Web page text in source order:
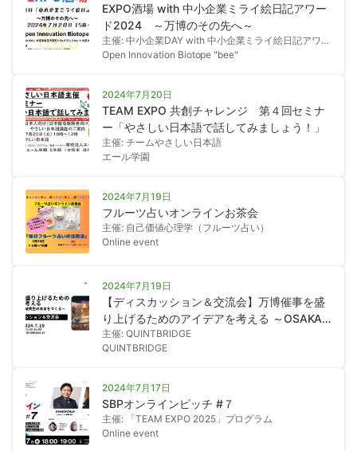
EXPO酒場 with 中小企業ミライ絵日記アワー
ド2024 ～万博のその先へ～
主催: 中小企業DAY with 中小企業ミライ絵日記アワー
ド ～近畿地区開催～
Open Innovation Biotope "bee"
2024年7月20日
TEAM EXPO 共創チャレンジ 第４回セミナ
ー「やさしい日本語で話してみましょう！」
主催: チームやさしい日本語
エール学園
2024年7月19日
フルーツ占いオンラインお茶会
主催: 自己価値心理学（フルーツ占い）
Online event
2024年7月19日
【ディスカッション＆交流会】万博催事を盛
り上げるためのアイデアを考える ～OSAKA
から地域共生の未来をつくる～
主催: QUINTBRIDGE
QUINTBRIDGE
2024年7月17日
SBPオンラインピッチ #７
主催: 「TEAM EXPO 2025」プログラム
Online event